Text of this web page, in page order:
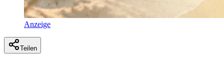
Anzeige
Teilen